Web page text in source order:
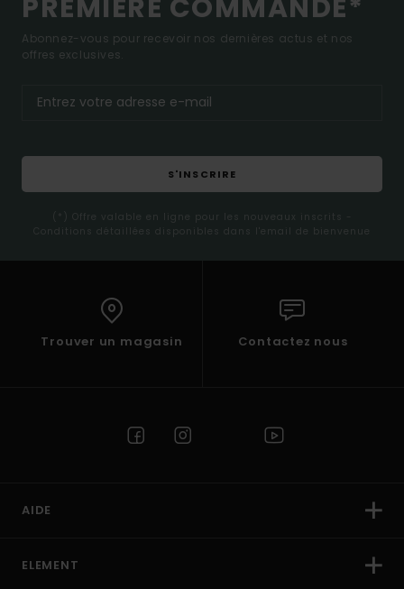
PREMIÈRE COMMANDE*
Abonnez-vous pour recevoir nos dernières actus et nos
offres exclusives.
S'INSCRIRE
(*) Offre valable en ligne pour les nouveaux inscrits -
Conditions détaillées disponibles dans l'email de bienvenue
Trouver un magasin Contactez nous
AIDE
ELEMENT